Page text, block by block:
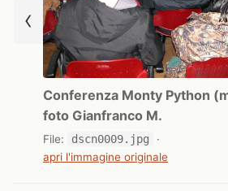
‹
Conferenza Monty Python
foto Gianfranco M.
File: dscn0009.jpg
·
apri l'immagine originale